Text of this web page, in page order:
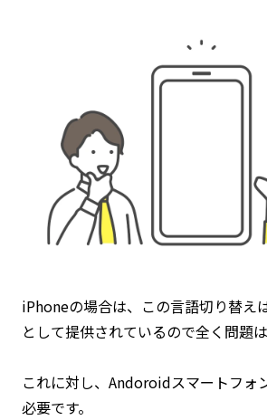
iPhoneの場合は、この言語切り替え
として提供されているので全く問題
これに対し、Andoroidスマートフォ
必要です。